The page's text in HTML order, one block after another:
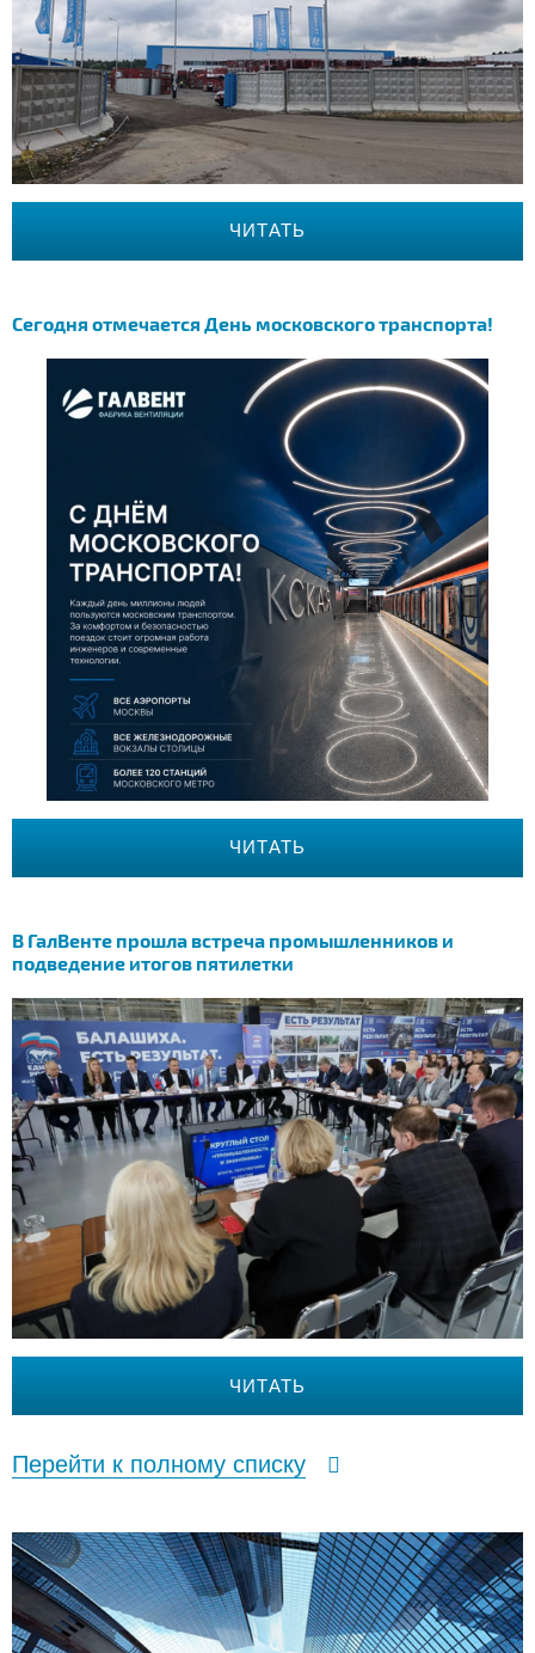
ЧИТАТЬ
Сегодня отмечается День московского транспорта!
ЧИТАТЬ
В ГалВенте прошла встреча промышленников и
подведение итогов пятилетки
ЧИТАТЬ
Перейти к полному списку